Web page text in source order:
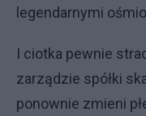
legendarnymi
I ciotka pewnie
zarządzie spółki
ponownie zmieni